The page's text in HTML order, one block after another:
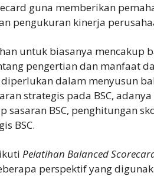
guna memberikan
pengukuran kinerja
untuk biasanya mencakup
pengertian dan manfaat
dalam menyusun
strategis pada BSC,
sasaran BSC, penghitungan
BSC.
Pelatihan Balanced
perspektif yang